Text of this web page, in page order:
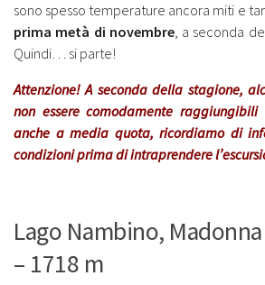
sono spesso temperature ancora miti e
prima metà di novembre, a seconda
Quindi… si parte!
Attenzione! A seconda della stagione,
non essere comodamente
anche a media quota, ricordiamo di
condizioni prima di intraprendere
Lago Nambino,
– 1718 m